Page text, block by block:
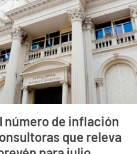
número de inflación
que releva